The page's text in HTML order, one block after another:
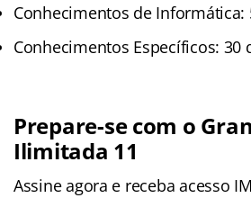
Conhecimentos de Informática:
Conhecimentos Específicos: 30
Prepare-se com o
Ilimitada 11
Assine agora e receba acesso